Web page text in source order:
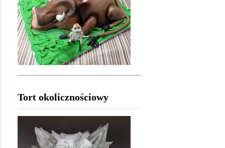
Tort okolicznościowy